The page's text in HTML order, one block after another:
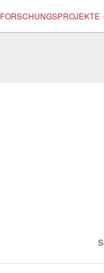
FORSCHUNGSPROJEKTE